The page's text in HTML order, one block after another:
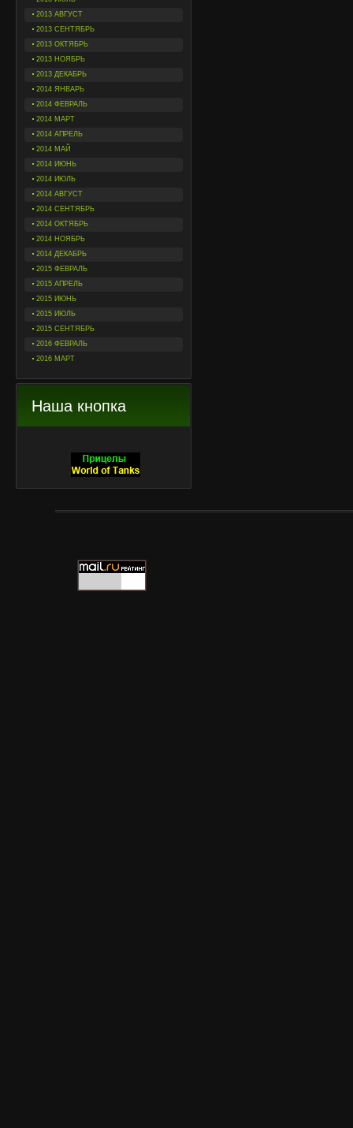
2013 АВГУСТ
2013 СЕНТЯБРЬ
2013 ОКТЯБРЬ
2013 НОЯБРЬ
2013 ДЕКАБРЬ
2014 ЯНВАРЬ
2014 ФЕВРАЛЬ
2014 МАРТ
2014 АПРЕЛЬ
2014 МАЙ
2014 ИЮНЬ
2014 ИЮЛЬ
2014 АВГУСТ
2014 СЕНТЯБРЬ
2014 ОКТЯБРЬ
2014 НОЯБРЬ
2014 ДЕКАБРЬ
2015 ФЕВРАЛЬ
2015 АПРЕЛЬ
2015 ИЮНЬ
2015 ИЮЛЬ
2015 СЕНТЯБРЬ
2016 ФЕВРАЛЬ
2016 МАРТ
Наша кнопка